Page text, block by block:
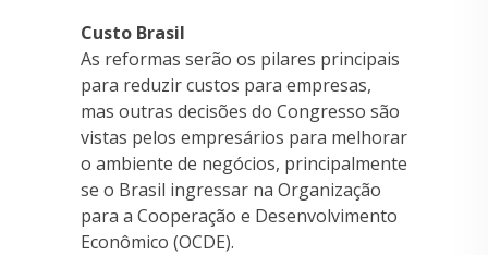
Custo Brasil
As reformas serão os pilares principais
para reduzir custos para empresas,
mas outras decisões do Congresso são
vistas pelos empresários para melhorar
o ambiente de negócios, principalmente
se o Brasil ingressar na Organização
para a Cooperação e Desenvolvimento
Econômico (OCDE).